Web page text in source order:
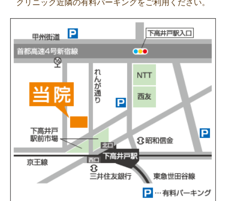
クリニック近隣の有料パーキングをご利用ください。